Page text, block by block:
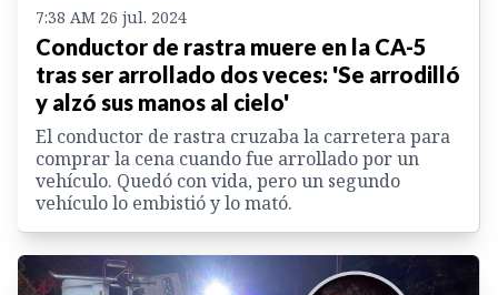
7:38 AM 26 jul. 2024
Conductor de rastra muere en la CA-5
tras ser arrollado dos veces: 'Se arrodilló
y alzó sus manos al cielo'
El conductor de rastra cruzaba la carretera para
comprar la cena cuando fue arrollado por un
vehículo. Quedó con vida, pero un segundo
vehículo lo embistió y lo mató.